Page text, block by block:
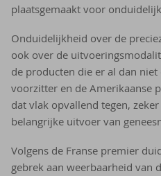
plaatsgemaakt voor
Onduidelijkheid over de
ook over de
de producten die er al dan niet
voorzitter en de Amerikaanse
dat vlak opvallend tegen,
belangrijke uitvoer van
Volgens de Franse premier
gebrek aan weerbaarheid van